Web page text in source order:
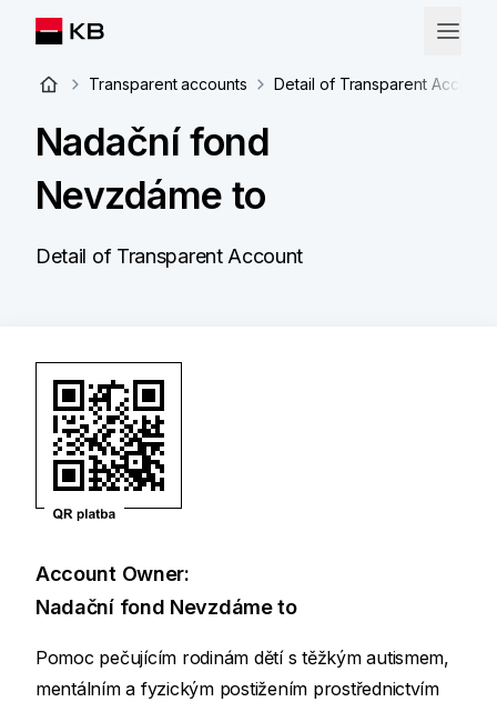
Transparent accounts Detail of Transparent Account
Nadační fond
Nevzdáme to
Detail of Transparent Account
Account Owner:
Nadační fond Nevzdáme to
Pomoc pečujícím rodinám dětí s těžkým autismem,
mentálním a fyzickým postižením prostřednictvím